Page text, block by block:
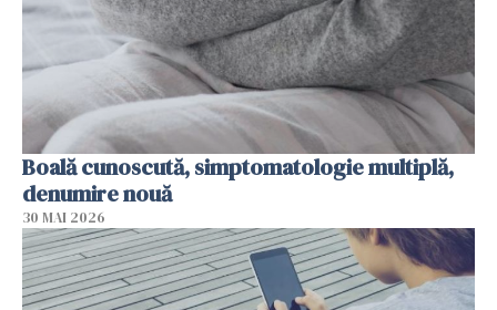
Boală cunoscută, simptomatologie multiplă,
denumire nouă
30 MAI 2026